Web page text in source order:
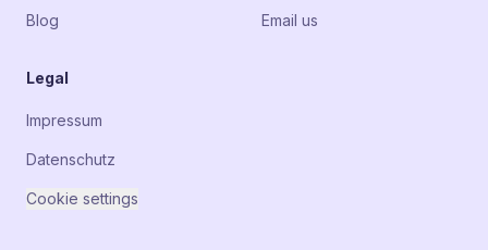
Blog Email us
Legal
Impressum
Datenschutz
Cookie settings